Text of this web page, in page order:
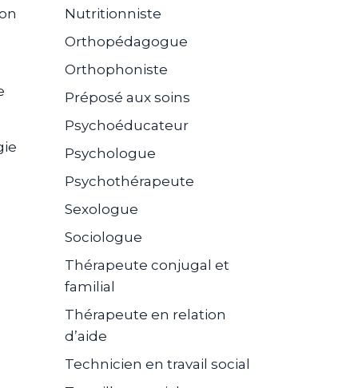
Nutritionniste
Orthopédagogue
Orthophoniste
Préposé aux soins
Psychoéducateur
Psychologue
Psychothérapeute
Sexologue
Sociologue
Thérapeute conjugal et
familial
Thérapeute en relation
d’aide
Technicien en travail social